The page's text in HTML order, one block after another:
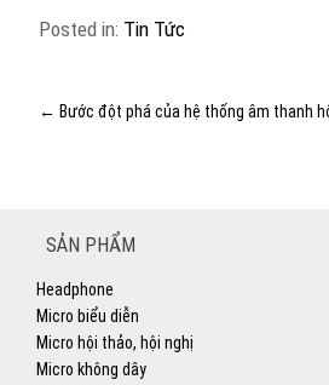
Posted in: Tin Tức
← Bước đột phá của hệ thống âm thanh
SẢN PHẨM
Headphone
Micro biểu diễn
Micro hội thảo, hội nghị
Micro không dây